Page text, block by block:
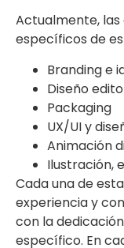
Actualmente, las
específicos de
Branding e
Diseño
Packaging
UX/UI y
Animación
Ilustración,
Cada una de
experiencia y
con la
específico. En